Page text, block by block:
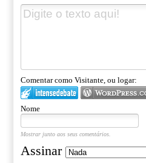
Comentar como Visitante, ou logar:
Nome
Mostrar junto aos seus comentários.
Assinar